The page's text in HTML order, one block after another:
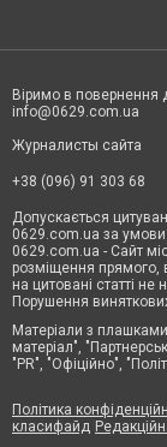
Віримо в повернення
info@0629.com.ua
Журналисты сайта
+38 (096) 91 303 68
Допускається
0629.com.ua за умови
0629.com.ua - Сайт
розміщення прямого,
на цитовані статті
Порушення
Матеріали з
матеріал",
"PR", "Офіційно",
Політика
класифайд